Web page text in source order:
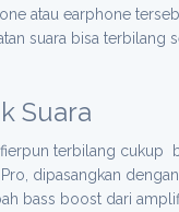
atau earphone
suara bisa terbilang
Suara
terbilang cukup
dipasangkan
bass boost dari